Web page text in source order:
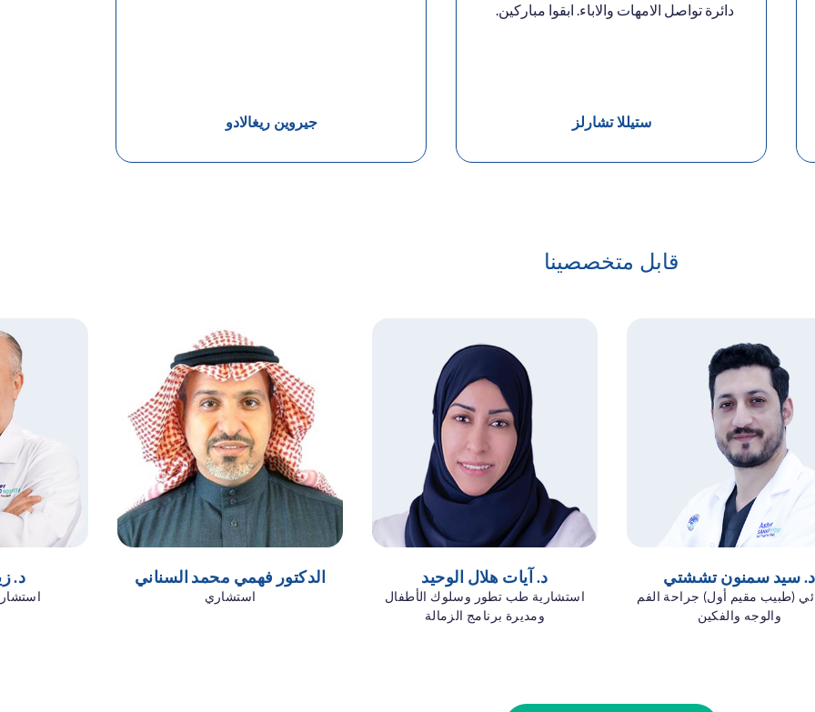
دائرة تواصل الامهات والاباء. ابقوا مباركين.
ستيللا تشارلز جيروين ريغالادو
قابل متخصصينا
د. سيد سمنون تششتي
(طبيب مقيم أول) جراحة الفم
والوجه والفكين
د. آيات هلال الوحيد
استشارية طب تطور وسلوك الأطفال
ومديرة برنامج الزمالة
الدكتور فهمي محمد السناني
استشاري
د.